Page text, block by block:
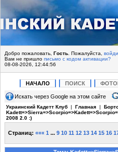
Добро пожаловать, Гость . Пожалуйста,
Вам не пришло письмо с кодом активации?
08-08-2026, 12:44:56
НАЧАЛО ПОИСК
Искать через Google на этом сайте
Украинский Кадетт Клуб | Главная |
2008 2.0 :)
Страниц: ««« 1 ... 9 10 11 12 13 14 15 16